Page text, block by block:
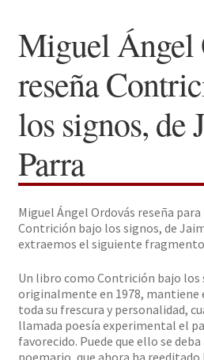
Noticias
Autores
Sobre nosotros
Solicitar Pedido
Contacto
Miguel Ángel
reseña
los signos, de
Parra
Miguel Ángel Ordovás reseña
Contrición bajo los signos, de
extraemos el siguiente
Un libro como Contrición bajo los
originalmente en 1978, mantiene
toda su frescura y personalidad,
llamada poesía experimental el
favorecido. Puede que ello se
poemario, que ahora ha